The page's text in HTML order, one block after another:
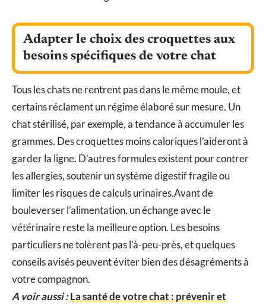
Adapter le choix des croquettes aux
besoins spécifiques de votre chat
Tous les chats ne rentrent pas dans le même moule, et
certains réclament un régime élaboré sur mesure. Un
chat stérilisé, par exemple, a tendance à accumuler les
grammes. Des croquettes moins caloriques l’aideront à
garder la ligne. D’autres formules existent pour contrer
les allergies, soutenir un système digestif fragile ou
limiter les risques de calculs urinaires.Avant de
bouleverser l’alimentation, un échange avec le
vétérinaire reste la meilleure option. Les besoins
particuliers ne tolèrent pas l’à-peu-près, et quelques
conseils avisés peuvent éviter bien des désagréments à
votre compagnon.
A voir aussi :La santé de votre chat : prévenir et